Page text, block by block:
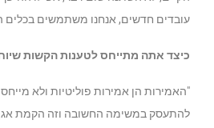
עובדים חדשים, אנחנו משתמשים בכלים
כיצד אתה מתייחס לטענות הקשות
"האמירות הן אמירות פוליטיות ולא
להתעסק במשימה החשובה וזה הקמת